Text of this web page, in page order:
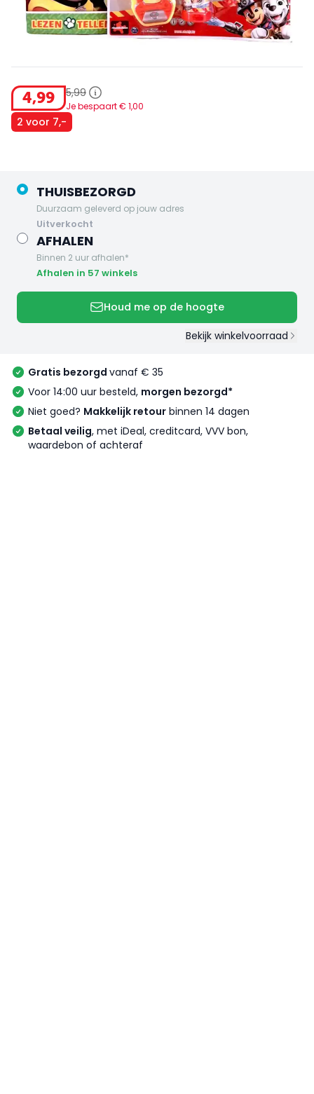
4,99 5,99
Je bespaart € 1,00
2 voor 7,-
THUISBEZORGD
Duurzaam geleverd op jouw adres
uitverkocht
AFHALEN
Binnen 2 uur afhalen*
Afhalen in 57 winkels
Houd me op de hoogte
Bekijk winkelvoorraad
Gratis bezorgd vanaf € 35
Voor 14:00 uur besteld, morgen bezorgd*
Niet goed? Makkelijk retour binnen 14 dagen
Betaal veilig, met iDeal, creditcard, VVV bon,
waardebon of achteraf